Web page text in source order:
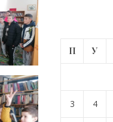
П У
3 4